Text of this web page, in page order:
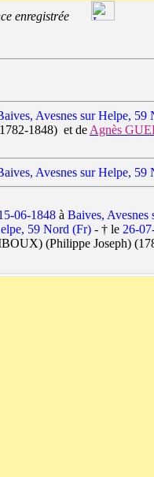
enregistrée
Avesnes sur Helpe, 59
1848) et de Agnès
Avesnes sur Helpe, 59
06-1848 à Baives,
59 Nord (Fr) - † le 26-
(Philippe Joseph)